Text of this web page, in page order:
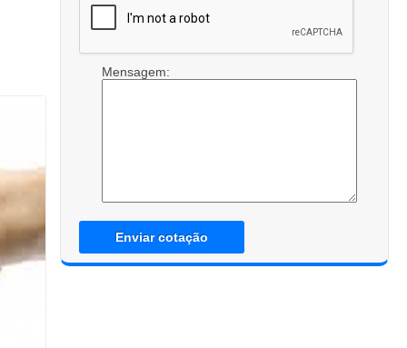
Mensagem:
Enviar cotação